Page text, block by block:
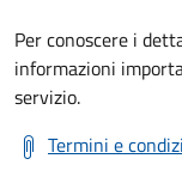
Per conoscere i
informazioni
servizio.
Termini e